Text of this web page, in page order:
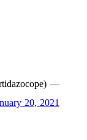
— El Partidazo de COPE (@partidazocope)
January 20, 2021